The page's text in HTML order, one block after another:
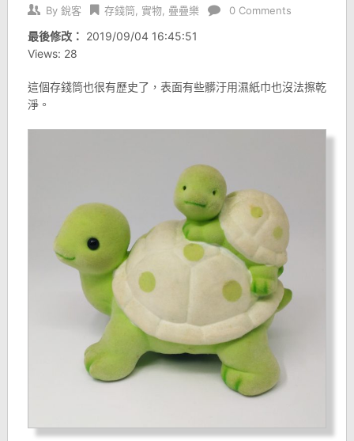
By 銳客 存錢筒, 實物, 疊疊樂 0 Comments
最後修改： 2019/09/04 16:45:51
Views: 28
這個存錢筒也很有歷史了，表面有些髒汙用濕紙巾也沒法擦乾
淨。